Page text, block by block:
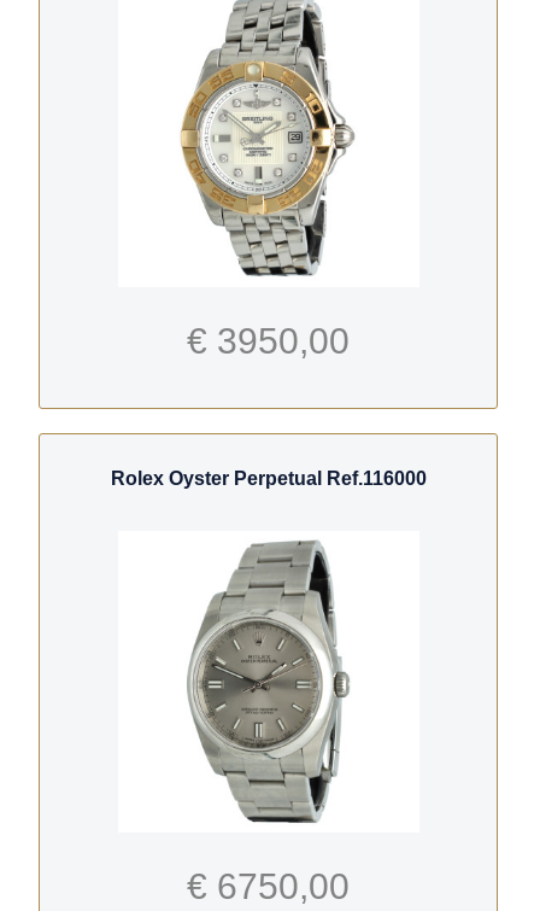
€ 3950,00
Rolex Oyster Perpetual Ref.116000
€ 6750,00